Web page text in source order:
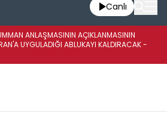
Canlı
ANLAŞMASININ AÇIKLANMASININ
UYGULADIĞI ABLUKAYI KALDIRACAK -